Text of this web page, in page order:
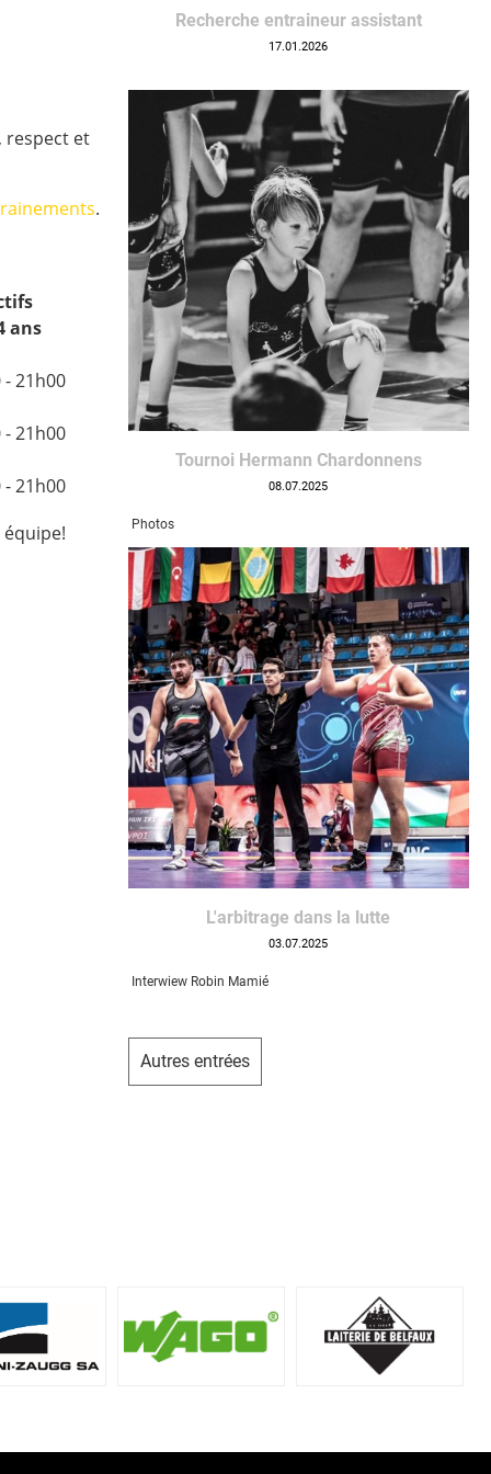
respect et
.
ans
- 21h00
- 21h00
- 21h00
Recherche entraineur assistant
17.01.2026
Tournoi Hermann Chardonnens
08.07.2025
Photos
L'arbitrage dans la lutte
03.07.2025
Interwiew Robin Mamié
Autres entrées